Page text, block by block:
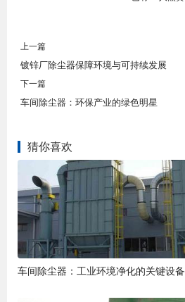
上一篇
镀锌厂除尘器保障环境与可持续发展
下一篇
车间除尘器：环保产业的绿色明星
猜你喜欢
车间除尘器：工业环境净化的关键设备